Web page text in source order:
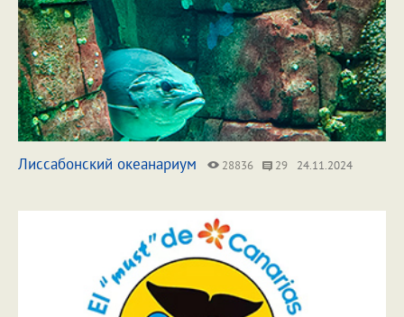
Лиссабонский океанариум 28836 29 24.11.2024